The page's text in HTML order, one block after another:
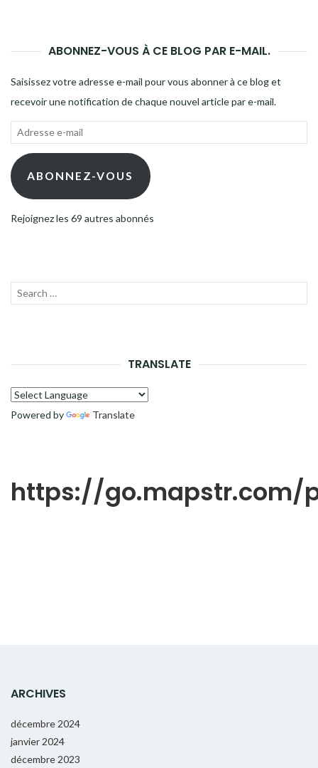
ABONNEZ-VOUS À CE BLOG PAR E-MAIL.
Saisissez votre adresse e-mail pour vous abonner à ce blog et
recevoir une notification de chaque nouvel article par e-mail.
Adresse
mail ABONNEZ-VOUS
Rejoignez les 69 autres abonnés
Recherche
TRANSLATE
Powered by Translate
https://go.mapstr.com/
ARCHIVES
décembre 2024
janvier 2024
décembre 2023